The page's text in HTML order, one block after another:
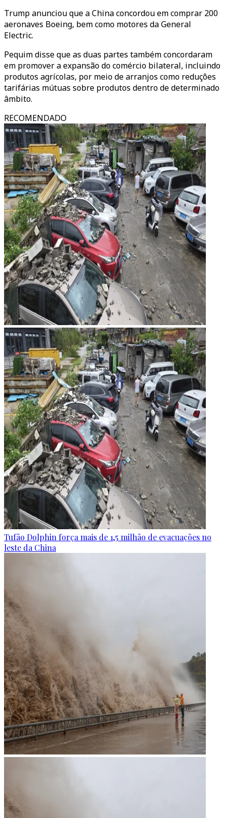
Trump anunciou que a China concordou em comprar 200
aeronaves Boeing, bem como motores da General
Electric.
Pequim disse que as duas partes também concordaram
em promover a expansão do comércio bilateral, incluindo
produtos agrícolas, por meio de arranjos como reduções
tarifárias mútuas sobre produtos dentro de determinado
âmbito.
RECOMENDADO
Tufão Dolphin força mais de 1,5 milhão de evacuações no
leste da China